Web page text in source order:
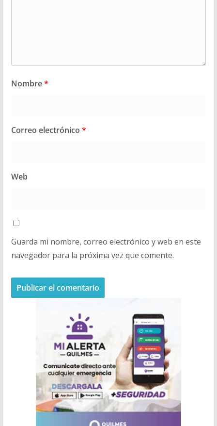
Nombre*
Correo electrónico *
Web
Guarda mi nombre, correo electrónico y web en este
navegador para la próxima vez que comente.